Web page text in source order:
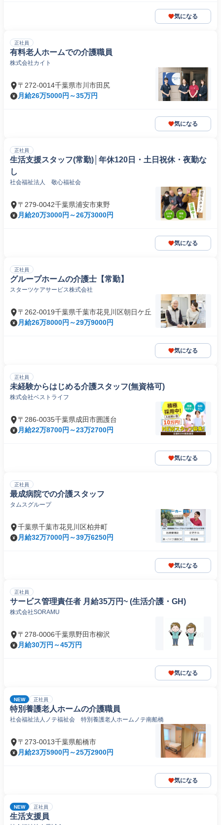
気になる
正社員
有料老人ホームでの介護職員
株式会社カイト
〒272-0014千葉県市川市田尻
月給26万5000円～35万円
気になる
正社員
生活支援スタッフ(常勤)│年休120日・土日祝休・夜勤な
し
社会福祉法人 敬心福祉会
〒279-0042千葉県浦安市東野
月給20万3000円～26万3000円
気になる
正社員
グループホームの介護士【常勤】
スターツケアサービス株式会社
〒262-0019千葉県千葉市花見川区朝日ケ丘
月給26万8000円～29万9000円
気になる
正社員
未経験からはじめる介護スタッフ(無資格可)
株式会社ベストライフ
〒286-0035千葉県成田市囲護台
月給22万8700円～23万2700円
気になる
正社員
最成病院での介護スタッフ
タムスグループ
千葉県千葉市花見川区柏井町
月給32万7000円～39万6250円
気になる
正社員
サービス管理責任者 月給35万円~ (生活介護・GH)
株式会社SORAMU
〒278-0006千葉県野田市柳沢
月給30万円～45万円
気になる
NEW 正社員
特別養護老人ホームの介護職員
社会福祉法人ノテ福祉会 特別養護老人ホームノテ南船橋
〒273-0013千葉県船橋市
月給23万5900円～25万2900円
気になる
NEW 正社員
生活支援員